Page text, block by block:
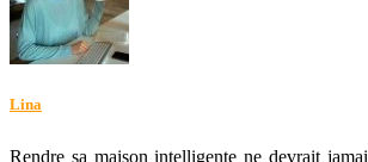
Lina
Rendre sa maison intelligente ne devrait